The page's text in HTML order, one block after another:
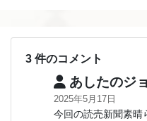
3 件のコメント
あしたのジ
2025年5月17日
今回の読売新聞素晴